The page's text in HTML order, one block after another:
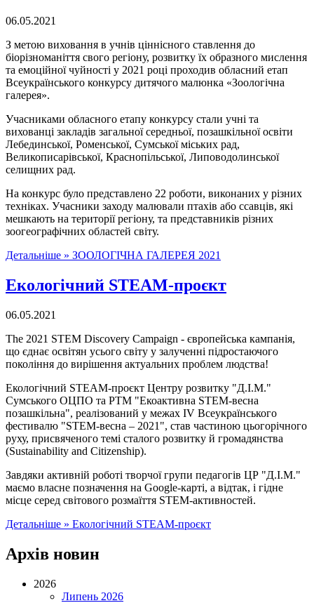
06.05.2021
З метою виховання в учнів ціннісного ставлення до
біорізноманіття свого регіону, розвитку їх образного мислення
та емоційної чуйності у 2021 році проходив обласний етап
Всеукраїнського конкурсу дитячого малюнка «Зоологічна
галерея».
Учасниками обласного етапу конкурсу стали учні та
вихованці закладів загальної середньої, позашкільної освіти
Лебединської, Роменської, Сумської міських рад,
Великописарівської, Краснопільської, Липоводолинської
селищних рад.
На конкурс було представлено 22 роботи, виконаних у різних
техніках. Учасники заходу малювали птахів або ссавців, які
мешкають на території регіону, та представників різних
зоогеографічних областей світу.
Детальніше » ЗООЛОГІЧНА ГАЛЕРЕЯ 2021
Екологічний STEAM-проєкт
06.05.2021
The 2021 STEM Discovery Campaign - європейська кампанія,
що єднає освітян усього світу у залученні підростаючого
покоління до вирішення актуальних проблем людства!
Екологічний STEAM-проєкт Центру розвитку "Д.І.М."
Сумського ОЦПО та РТМ "Екоактивна STEM-весна
позашкільна", реалізований у межах IV Всеукраїнського
фестивалю "STEM-весна – 2021", став частиною цьогорічного
руху, присвяченого темі сталого розвитку й громадянства
(Sustainability and Citizenship).
Завдяки активній роботі творчої групи педагогів ЦР "Д.І.М."
маємо власне позначення на Google-карті, а відтак, і гідне
місце серед світового розмаїття STEM-активностей.
Детальніше » Екологічний STEAM-проєкт
Архів новин
2026
Липень 2026